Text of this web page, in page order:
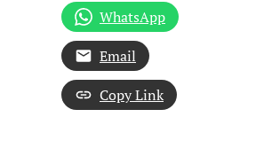
WhatsApp
Email
Copy Link